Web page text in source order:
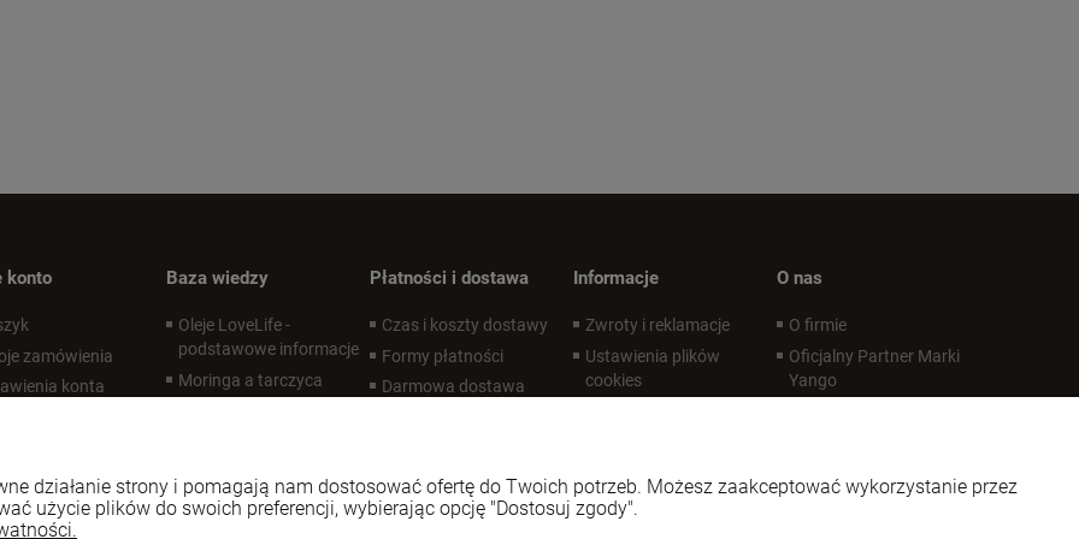
konto
zamówienia
konta
Baza wiedzy
Oleje LoveLife -
podstawowe informacje
Moringa a tarczyca
Zdrowe oczy
Płatności i dostawa
Czas i koszty dostawy
Formy płatności
Darmowa dostawa
Informacje
Zwroty i reklamacje
Ustawienia plików
cookies
Regulaminy - certyfikat
O nas
O firmie
Oficjalny Partner Marki
Yango
działanie strony i pomagają nam dostosować ofertę do Twoich potrzeb. Możesz zaakceptować wykorzystanie przez
użycie plików do swoich preferencji, wybierając opcję "Dostosuj zgody".